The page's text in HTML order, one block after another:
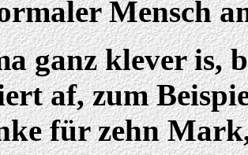
Mensch
ganz klever is,
af, zum
für zehn